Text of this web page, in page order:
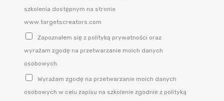
szkolenia dostępnym na stronie
www.targetscreators.com
Zapoznałem się z polityką prywatności oraz
wyrażam zgodę na przetwarzanie moich danych
osobowych.
Wyrażam zgodę na przetwarzanie moich danych
osobowych w celu zapisu na szkolenie zgodnie z polityką